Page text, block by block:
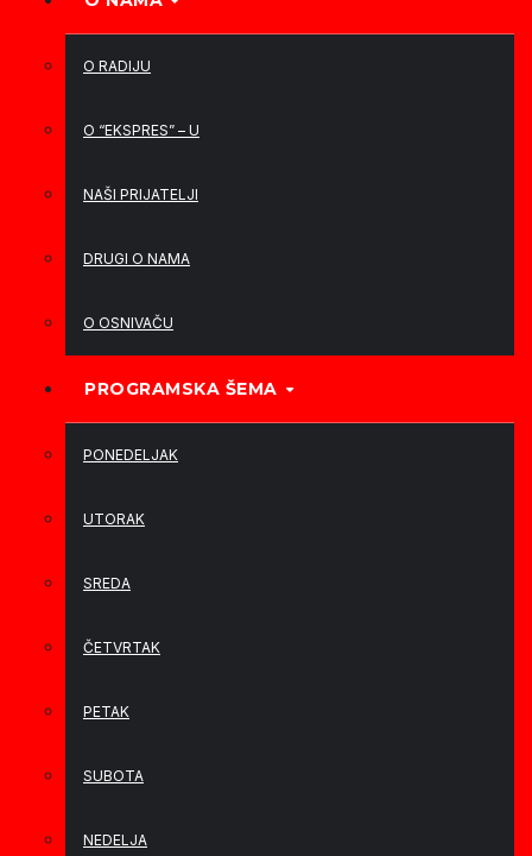
O RADIJU
O “EKSPRES” – U
NAŠI PRIJATELJI
DRUGI O NAMA
O OSNIVAČU
PROGRAMSKA ŠEMA
PONEDELJAK
UTORAK
SREDA
ČETVRTAK
PETAK
SUBOTA
NEDELJA